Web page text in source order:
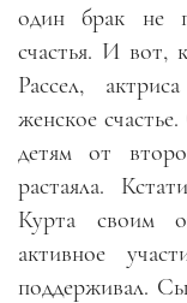
один брак не
счастья. И вот,
Рассел,
женское
детям от
растаяла.
Курта своим
активное
поддерживал.